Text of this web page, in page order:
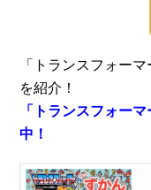
「トランスフォー
を紹介！
「トランスフォー
中！